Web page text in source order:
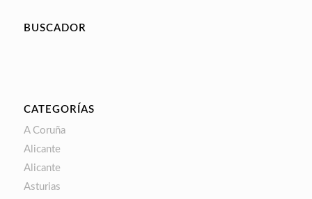
BUSCADOR
CATEGORÍAS
A Coruña
Alicante
Alicante
Asturias